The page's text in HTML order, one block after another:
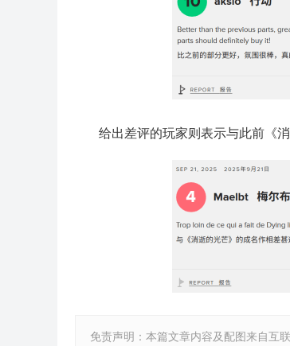
给出差评的玩家则表示与此前《
免责声明：本篇文章内容及配图来自互